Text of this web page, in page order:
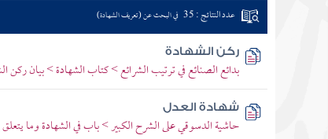
عدد النتائج : 35 في البحث عن (تعريف الشهادة)
ركن الشهادة
بدائع الصنائع في ترتيب الشرائع > كتاب الشهادة > بيان ركن
شهادة العدل
حاشية الدسوقي على الشرح الكبير > باب في الشهادة وما يتعلق